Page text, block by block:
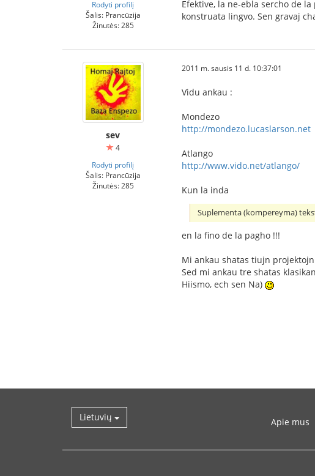
Rodyti profilį
Šalis: Prancūzija
Žinutės: 285
Efektive, la ne-ebla sercho de
konstruata lingvo. Sen gravaj
sev
4
Rodyti profilį
Šalis: Prancūzija
Žinutės: 285
2011 m. sausis 11 d. 10:37:01
Vidu ankau :
Mondezo
http://mondezo.lucaslarson.net
Atlango
http://www.vido.net/atlango/
Kun la inda
Suplementa (kompereyma)
en la fino de la pagho !!!
Mi ankau shatas tiujn
Sed mi ankau tre shatas
Hiismo, ech sen Na)
Lietuvių Apie mus